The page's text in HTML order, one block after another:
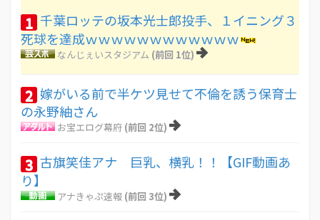
1 千葉ロッテの坂本光士郎投手、１イニング３
死球を達成ｗｗｗｗｗｗｗｗｗｗｗｗ
なんじぇいスタジアム (前回 1位)
2 嫁がいる前で半ケツ見せて不倫を誘う保育士
の永野紬さん
お宝エログ幕府 (前回 2位)
3 古旗笑佳アナ 巨乳、横乳！！【GIF動画あ
り】
アナきゃぷ速報 (前回 3位)